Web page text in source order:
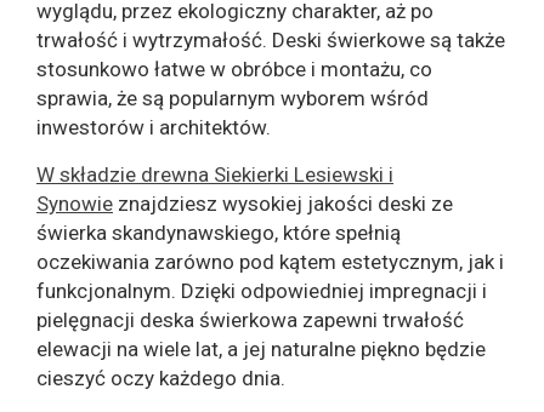
wyglądu, przez ekologiczny charakter, aż po
trwałość i wytrzymałość. Deski świerkowe są także
stosunkowo łatwe w obróbce i montażu, co
sprawia, że są popularnym wyborem wśród
inwestorów i architektów.
W składzie drewna Siekierki Lesiewski i
Synowie znajdziesz wysokiej jakości deski ze
świerka skandynawskiego, które spełnią
oczekiwania zarówno pod kątem estetycznym, jak i
funkcjonalnym. Dzięki odpowiedniej impregnacji i
pielęgnacji deska świerkowa zapewni trwałość
elewacji na wiele lat, a jej naturalne piękno będzie
cieszyć oczy każdego dnia.